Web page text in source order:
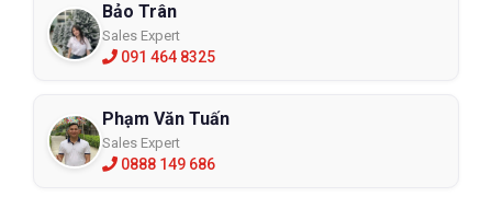
Bảo Trân
Sales Expert
091 464 8325
Phạm Văn Tuấn
Sales Expert
0888 149 686